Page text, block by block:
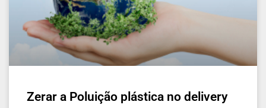
Zerar a Poluição plástica no delivery